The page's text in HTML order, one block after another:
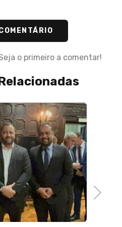
o primeiro a comentar!
Next